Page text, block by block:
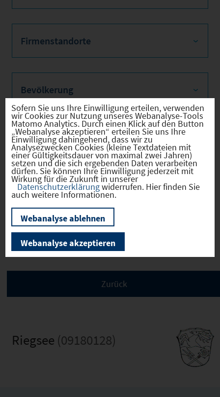
Firmenstandorte
Bevölkerung
Sozialvers. Beschäftigte
Verkehrsinfrastruktur
Kommunale Infrastruktur
Riegsee (09180128)
Sofern Sie uns Ihre Einwilligung erteilen, verwenden
wir Cookies zur Nutzung unseres Webanalyse-Tools
Matomo Analytics. Durch einen Klick auf den Button
„Webanalyse akzeptieren“ erteilen Sie uns Ihre
Einwilligung dahingehend, dass wir zu
Analysezwecken Cookies (kleine Textdateien mit
einer Gültigkeitsdauer von maximal zwei Jahren)
setzen und die sich ergebenden Daten verarbeiten
dürfen. Sie können Ihre Einwilligung jederzeit mit
Wirkung für die Zukunft in unserer
Datenschutzerklärungwiderrufen. Hier finden Sie
auch weitere Informationen.
Webanalyse ablehnen
Webanalyse akzeptieren